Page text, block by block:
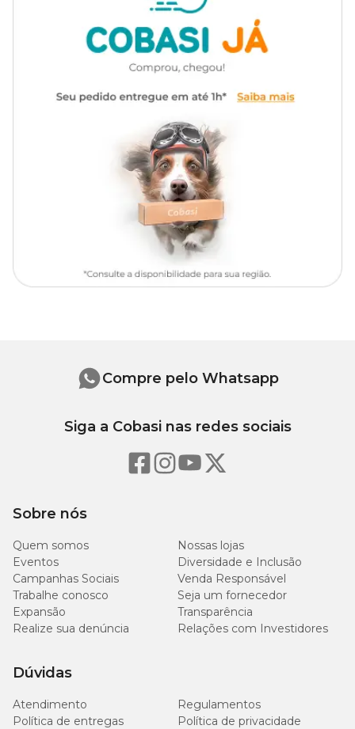
fórmula é considerado uma das formas mais eficazes e seguras de
Composição do Maxi Guard OraZn
Gluconato de Zinco, Taurina, Goma Xantana, Metilparabeno,
: Frasco com 59 ml.
Modo de uso do Maxi Guard OraZn
nas gengivas dos molares superiores
de cada lado, 1 vez ao dia. Para facilitar, utilize o dedo, cotonete ou
dedeira para aplicar o produto.
Animais de pequeno porte (até 10 kg): 1 gota em cada lado.
Uma ação natural de limpeza distribuirá o gel por todas as áreas
Não há contraindicações.
Só na Cobasi você encontra a maior variedade de itens para
higiene do seu pet como o
Maxi Guard OraZn com preço
incrível. Compre pelo site, app ou em uma de nossas lojas.
Sobre nós
Quem somos
Nossas lojas
Eventos
Diversidade e Inclusão
Campanhas Sociais
Venda Responsável
Trabalhe conosco
Seja um fornecedor
Expansão
Transparência
Realize sua denúncia
Relações com Investidores
Dúvidas
Atendimento
Regulamentos
Política de entregas
Política de privacidade
Compre pelo Whatsapp
Siga a Cobasi nas redes sociais